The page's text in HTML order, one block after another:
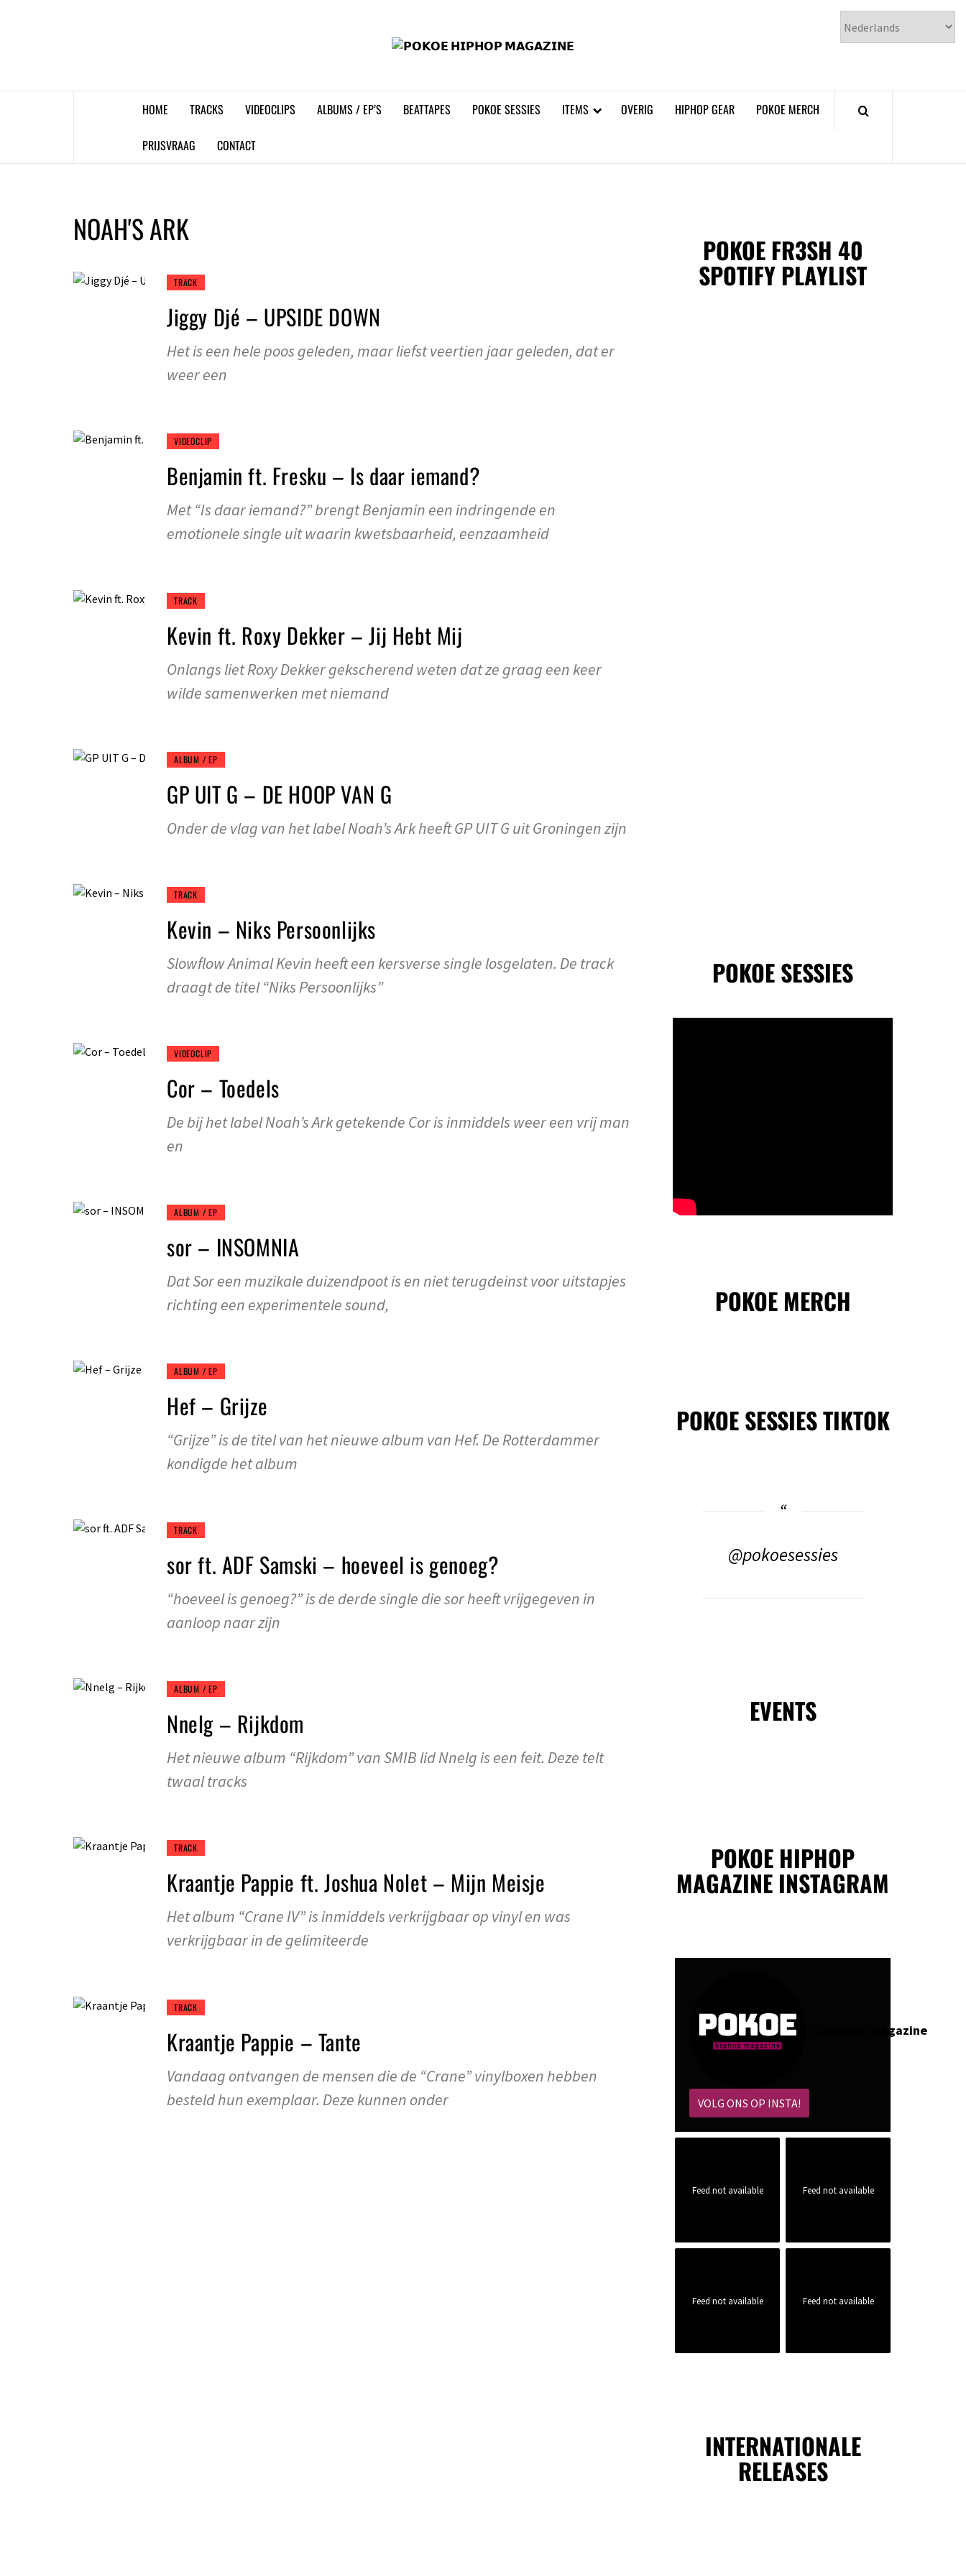
𝗣𝗢𝗞𝗢𝗘 𝗛𝗜𝗣𝗛𝗢𝗣
𝗠𝗔𝗚𝗔𝗭𝗜𝗡𝗘
HOME TRACKS VIDEOCLIPS ALBUMS / EP’S BEATTAPES POKOE SESSIES ITEMS OVERIG HIPHOP GEAR POKOE MERCH
PRIJSVRAAG CONTACT
NOAH'S ARK
TRACK
Jiggy Djé – UPSIDE DOWN
Het is een hele poos geleden, maar liefst veertien jaar geleden, dat er
weer een
VIDEOCLIP
Benjamin ft. Fresku – Is daar iemand?
Met “Is daar iemand?” brengt Benjamin een indringende en
emotionele single uit waarin kwetsbaarheid, eenzaamheid
TRACK
Kevin ft. Roxy Dekker – Jij Hebt Mij
Onlangs liet Roxy Dekker gekscherend weten dat ze graag een keer
wilde samenwerken met niemand
ALBUM / EP
GP UIT G – DE HOOP VAN G
Onder de vlag van het label Noah’s Ark heeft GP UIT G uit Groningen zijn
TRACK
Kevin – Niks Persoonlijks
Slowflow Animal Kevin heeft een kersverse single losgelaten. De track
draagt de titel “Niks Persoonlijks”
VIDEOCLIP
Cor – Toedels
De bij het label Noah’s Ark getekende Cor is inmiddels weer een vrij man
en
ALBUM / EP
sor – INSOMNIA
Dat Sor een muzikale duizendpoot is en niet terugdeinst voor uitstapjes
richting een experimentele sound,
ALBUM / EP
Hef – Grijze
“Grijze” is de titel van het nieuwe album van Hef. De Rotterdammer
kondigde het album
TRACK
sor ft. ADF Samski – hoeveel is genoeg?
“hoeveel is genoeg?” is de derde single die sor heeft vrijgegeven in
aanloop naar zijn
ALBUM / EP
Nnelg – Rijkdom
Het nieuwe album “Rijkdom” van SMIB lid Nnelg is een feit. Deze telt
twaal tracks
TRACK
Kraantje Pappie ft. Joshua Nolet – Mijn Meisje
Het album “Crane IV” is inmiddels verkrijgbaar op vinyl en was
verkrijgbaar in de gelimiteerde
TRACK
Kraantje Pappie – Tante
Vandaag ontvangen de mensen die de “Crane” vinylboxen hebben
besteld hun exemplaar. Deze kunnen onder
POKOE FR3SH 40
SPOTIFY PLAYLIST
POKOE SESSIES
POKOE MERCH
POKOE SESSIES TIKTOK
@pokoesessies
EVENTS
POKOE HIPHOP
MAGAZINE INSTAGRAM
pokoe_magazine
VOLG ONS OP INSTA!
Feed not available Feed not available
Feed not available Feed not available
INTERNATIONALE
RELEASES